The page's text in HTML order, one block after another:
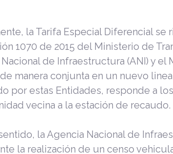
la Tarifa Especial Diferencial
1070 de 2015 del Ministerio de
de Infraestructura (ANI) y el
manera conjunta en un nuevo
por estas Entidades, responde a
vecina a la estación de recaudo.
la Agencia Nacional de
la realización de un censo